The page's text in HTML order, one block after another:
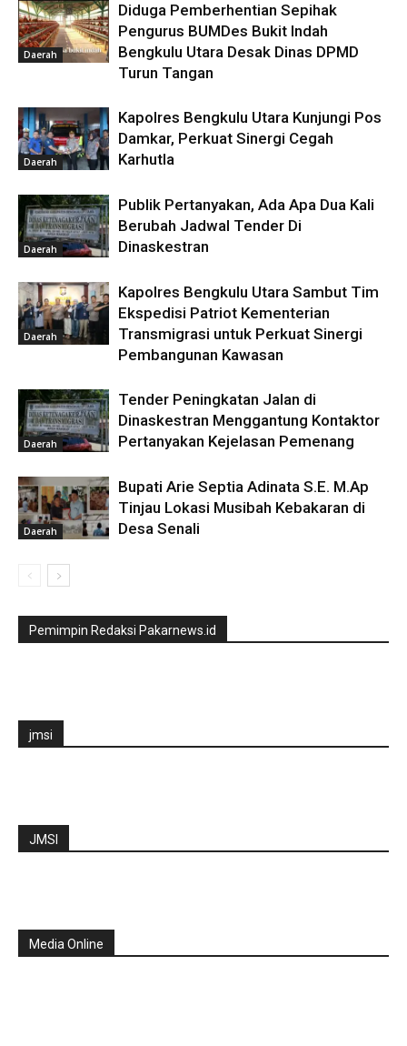
Daerah
Diduga Pemberhentian Sepihak
Pengurus BUMDes Bukit Indah
Bengkulu Utara Desak Dinas DPMD
Turun Tangan
Daerah
Kapolres Bengkulu Utara Kunjungi Pos
Damkar, Perkuat Sinergi Cegah
Karhutla
Daerah
Publik Pertanyakan, Ada Apa Dua Kali
Berubah Jadwal Tender Di
Dinaskestran
Daerah
Kapolres Bengkulu Utara Sambut Tim
Ekspedisi Patriot Kementerian
Transmigrasi untuk Perkuat Sinergi
Pembangunan Kawasan
Daerah
Tender Peningkatan Jalan di
Dinaskestran Menggantung Kontaktor
Pertanyakan Kejelasan Pemenang
Daerah
Bupati Arie Septia Adinata S.E. M.Ap
Tinjau Lokasi Musibah Kebakaran di
Desa Senali
Pemimpin Redaksi Pakarnews.id
jmsi
JMSI
Media Online